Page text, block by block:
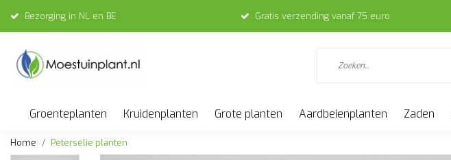
Bezorging in NL en BE Gratis verzending vanaf 75 euro
Groenteplanten Kruidenplanten Grote planten Aardbeienplanten Zaden
Home Peterselie planten